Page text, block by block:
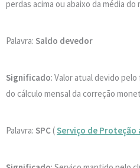
perdas acima ou abaixo da média do
Palavra: Saldo devedor
Significado: Valor atual devido
do cálculo mensal da correção
Palavra: SPC(Serviço de Proteção